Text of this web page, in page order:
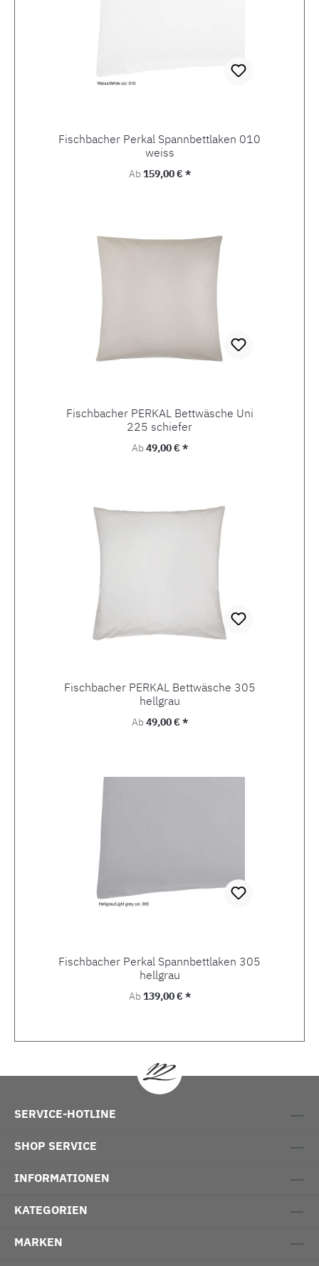
Fischbacher Perkal Spannbettlaken 010
weiss
Regulärer Preis:
Ab159,00 € *
Fischbacher PERKAL Bettwäsche Uni
225 schiefer
Regulärer Preis:
Ab49,00 € *
Fischbacher PERKAL Bettwäsche 305
hellgrau
Regulärer Preis:
Ab49,00 € *
Fischbacher Perkal Spannbettlaken 305
hellgrau
Regulärer Preis:
Ab139,00 € *
SERVICE-HOTLINE
SHOP SERVICE
INFORMATIONEN
KATEGORIEN
MARKEN